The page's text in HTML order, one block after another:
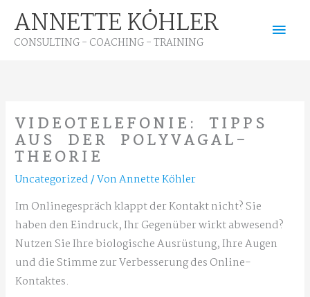
Inhalt
springen
ANNETTE KÖHLER
CONSULTING - COACHING - TRAINING
VIDEOTELEFONIE: TIPPS
AUS DER POLYVAGAL-
THEORIE
Uncategorized/ VonAnnette Köhler
Im Onlinegespräch klappt der Kontakt nicht? Sie
haben den Eindruck, Ihr Gegenüber wirkt abwesend?
Nutzen Sie Ihre biologische Ausrüstung, Ihre Augen
und die Stimme zur Verbesserung des Online-
Kontaktes.